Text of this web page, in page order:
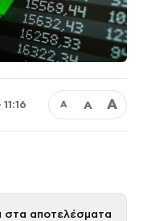
Α Α Α
στα αποτελέσματα